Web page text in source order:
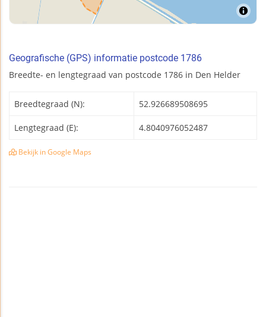
Geografische (GPS) informatie postcode 1786
Breedte- en lengtegraad van postcode 1786 in Den Helder
Breedtegraad (N): 52.926689508695
Lengtegraad (E): 4.8040976052487
Bekijk in Google Maps